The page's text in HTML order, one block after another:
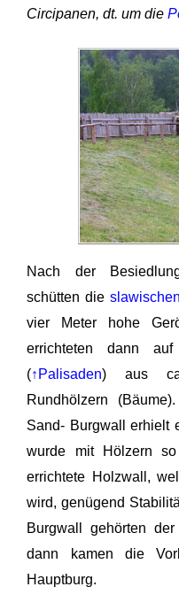
Circipanen, dt. um die
Nach der
schütten dieslawischen
vier Meter hohe
errichteten dann
(↑Palisaden) aus
Rundhölzern
Sand- Burgwall erhielt
wurde mit Hölzern
errichtete Holzwall,
wird, genügend
Burgwall gehörten
dann kamen die
Hauptburg.